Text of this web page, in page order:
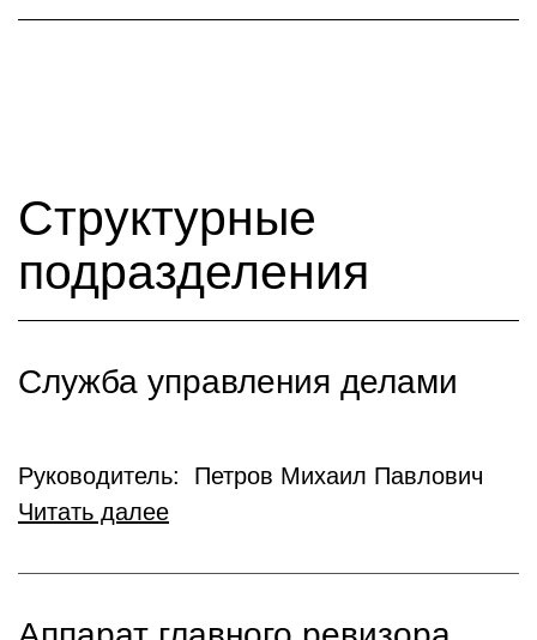
Структурные
подразделения
Служба управления делами
Руководитель: Петров Михаил Павлович
Читать далее